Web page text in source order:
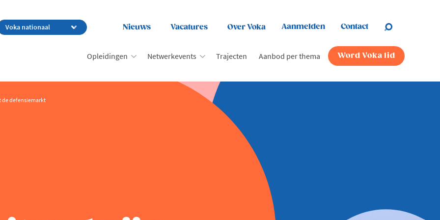
Nieuws Vacatures Over Voka Aanmelden Contact
Opleidingen Netwerkevents Trajecten Aanbod per thema Word Voka lid
defensiemarkt